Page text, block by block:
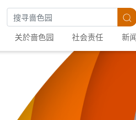
搜寻关键字
关於啬色园
社会责任 新